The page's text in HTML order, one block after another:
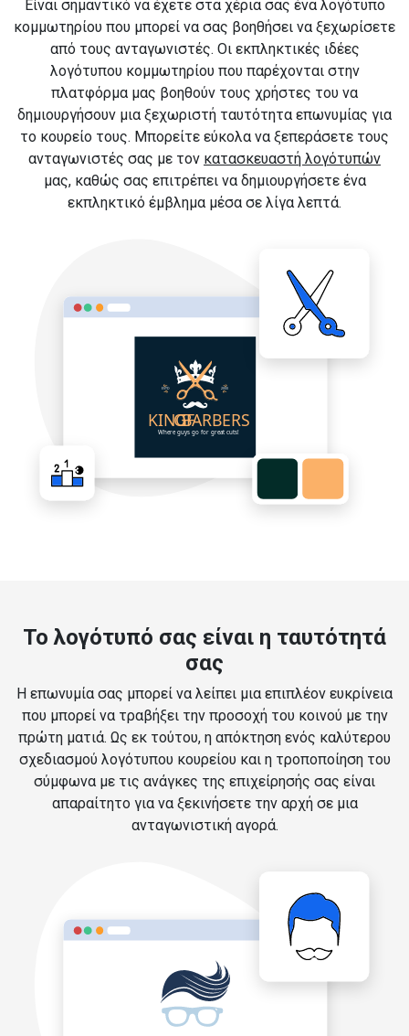
Είναι σημαντικό να έχετε στα χέρια σας ένα λογότυπο
κομμωτηρίου που μπορεί να σας βοηθήσει να ξεχωρίσετε
από τους ανταγωνιστές. Οι εκπληκτικές ιδέες
λογότυπου κομμωτηρίου που παρέχονται στην
πλατφόρμα μας βοηθούν τους χρήστες του να
δημιουργήσουν μια ξεχωριστή ταυτότητα επωνυμίας για
το κουρείο τους. Μπορείτε εύκολα να ξεπεράσετε τους
ανταγωνιστές σας με τον κατασκευαστή λογότυπών
μας, καθώς σας επιτρέπει να δημιουργήσετε ένα
εκπληκτικό έμβλημα μέσα σε λίγα λεπτά.
Το λογότυπό σας είναι η ταυτότητά
σας
Η επωνυμία σας μπορεί να λείπει μια επιπλέον ευκρίνεια
που μπορεί να τραβήξει την προσοχή του κοινού με την
πρώτη ματιά. Ως εκ τούτου, η απόκτηση ενός καλύτερου
σχεδιασμού λογότυπου κουρείου και η τροποποίηση του
σύμφωνα με τις ανάγκες της επιχείρησής σας είναι
απαραίτητο για να ξεκινήσετε την αρχή σε μια
ανταγωνιστική αγορά.